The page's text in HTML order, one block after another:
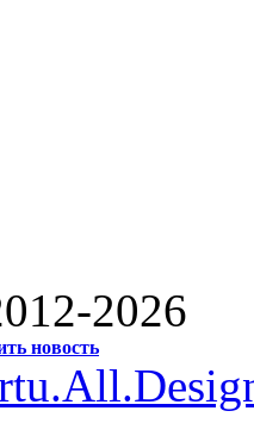
2026
новость